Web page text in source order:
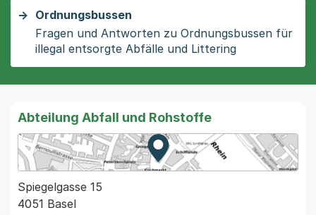
Ordnungsbussen
Fragen und Antworten zu Ordnungsbussen für
illegal entsorgte Abfälle und Littering
Abteilung Abfall und Rohstoffe
Zur Karte von MapBS.
Externer Link, wird in einem
Spiegelgasse 15
4051 Basel